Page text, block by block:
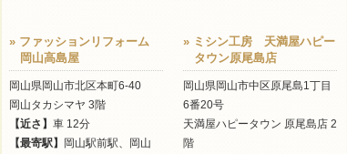
» ファッションリフォーム
岡山高島屋
岡山県岡山市北区本町6-40
岡山タカシマヤ 3階
【近さ】 車 12分
【最寄駅】 岡山駅前駅、岡山
» ミシン工房 天満屋ハピー
タウン原尾島店
岡山県岡山市中区原尾島1丁目
6番20号
天満屋ハピータウン 原尾島店 2
階